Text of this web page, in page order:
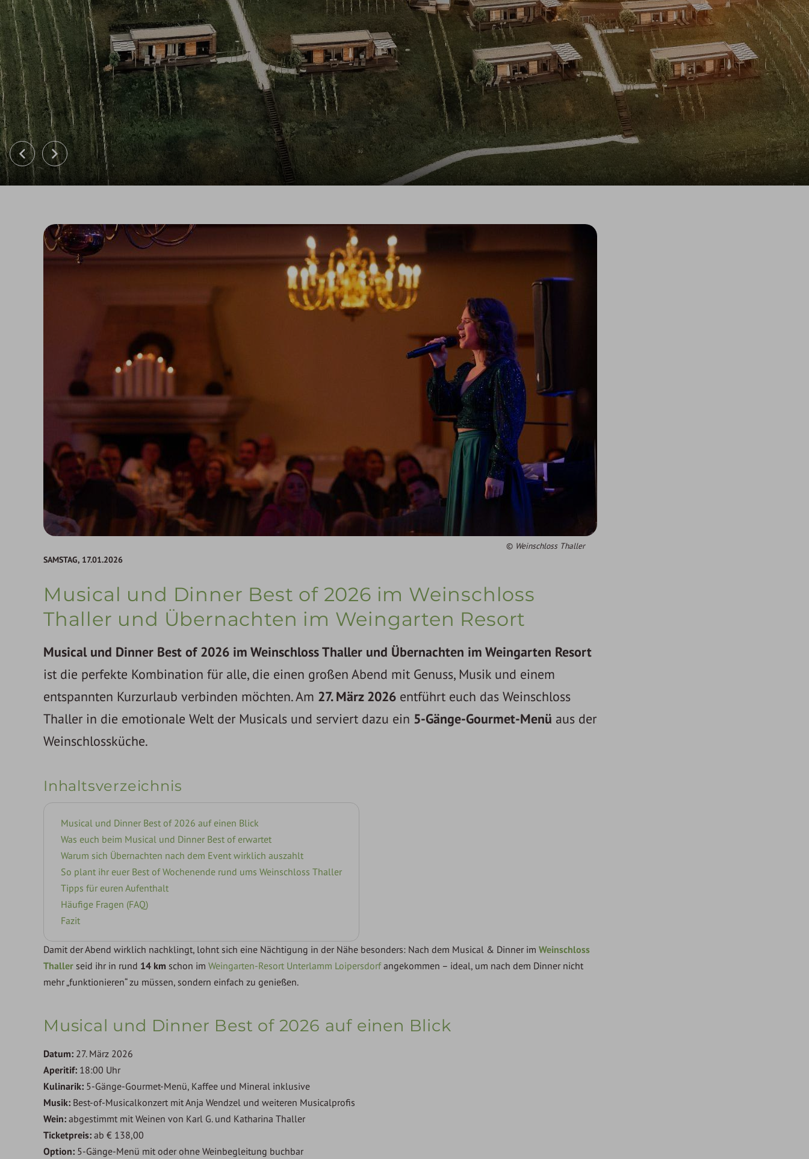
Weinschloss Thaller
SAMSTAG, 17.01.2026
Musical und Dinner Best of 2026 im Weinschloss
Thaller und Übernachten im Weingarten Resort
Musical und Dinner Best of 2026 im Weinschloss Thaller und Übernachten im Weingarten Resort
ist die perfekte Kombination für alle, die einen großen Abend mit Genuss, Musik und einem
entspannten Kurzurlaub verbinden möchten. Am 27. März 2026 entführt euch das Weinschloss
Thaller in die emotionale Welt der Musicals und serviert dazu ein 5-Gänge-Gourmet-Menü aus der
Weinschlossküche.
Inhaltsverzeichnis
Musical und Dinner Best of 2026 auf einen Blick
Was euch beim Musical und Dinner Best of erwartet
Warum sich Übernachten nach dem Event wirklich auszahlt
So plant ihr euer Best of Wochenende rund ums Weinschloss Thaller
Tipps für euren Aufenthalt
Häufige Fragen (FAQ)
Fazit
Damit der Abend wirklich nachklingt, lohnt sich eine Nächtigung in der Nähe besonders: Nach dem Musical & Dinner im Weinschloss
Thaller seid ihr in rund 14 km schon im Weingarten-Resort Unterlamm Loipersdorfangekommen – ideal, um nach dem Dinner nicht
mehr „funktionieren“ zu müssen, sondern einfach zu genießen.
Musical und Dinner Best of 2026 auf einen Blick
Datum: 27. März 2026
Aperitif: 18:00 Uhr
Kulinarik: 5-Gänge-Gourmet-Menü, Kaffee und Mineral inklusive
Musik: Best-of-Musicalkonzert mit Anja Wendzel und weiteren Musicalprofis
Wein: abgestimmt mit Weinen von Karl G. und Katharina Thaller
Ticketpreis: ab € 138,00
Option: 5-Gänge-Menü mit oder ohne Weinbegleitung buchbar